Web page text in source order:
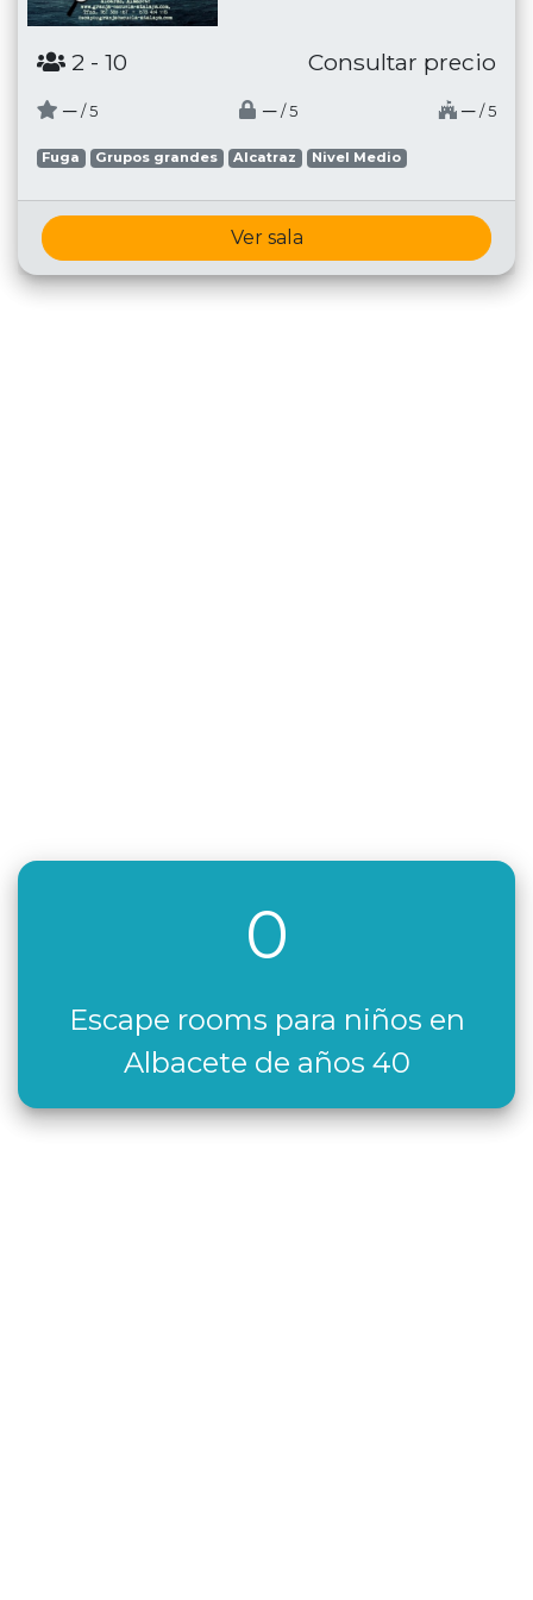
2 - 10 Consultar precio
─ / 5 ─ / 5 ─ / 5
Fuga Grupos grandes Alcatraz Nivel Medio
Ver sala
0
Escape rooms para niños en
Albacete de años 40